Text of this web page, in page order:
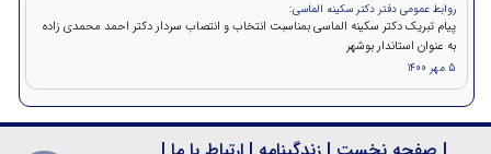
روابط عمومی دفتر دکتر سکینه الماسی:
پیام تبریک دکتر سکینه الماسی بمناسبت انتخاب و انتصاب سردار دکتر احمد محمدی زاده
به عنوان استاندار بوشهر
5 مهر 1400